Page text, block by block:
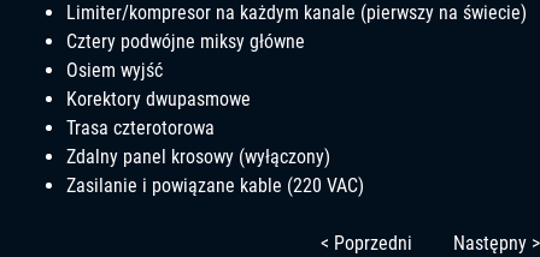
Limiter/kompresor na każdym kanale (pierwszy na świecie)
Cztery podwójne miksy główne
Osiem wyjść
Korektory dwupasmowe
Trasa czterotorowa
Zdalny panel krosowy (wyłączony)
Zasilanie i powiązane kable (220 VAC)
< Poprzedni Następny >